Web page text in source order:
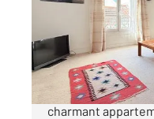
Appartement
285
CENTURY 21
charmant